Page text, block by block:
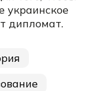
украинское
дипломат.